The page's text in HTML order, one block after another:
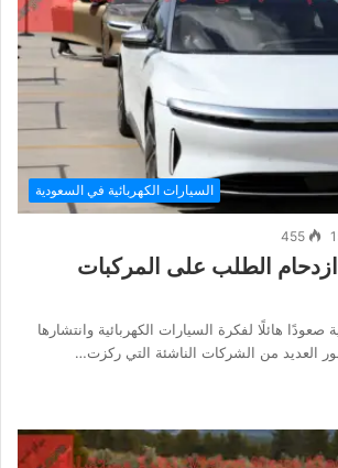
السيارات الكهربائية في السعودية
455
الطلب على المركبات
هائلًا لفكرة السيارات الكهربائية وانتشارها
العديد من الشركات الناشئة التي ركزت…